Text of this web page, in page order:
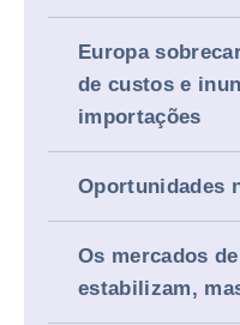
Europa
de custos e
importações
Oportunidades
Os mercados
estabilizam,